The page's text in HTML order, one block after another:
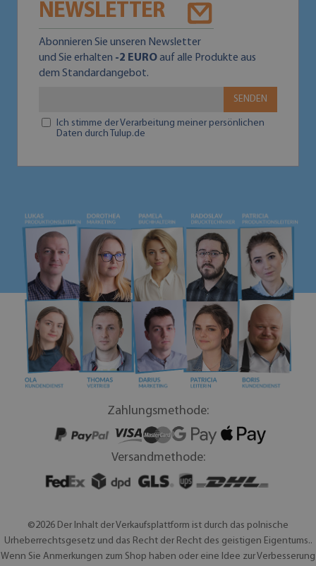
NEWSLETTER
Abonnieren Sie unseren Newsletter
und Sie erhalten -2 EUROauf alle Produkte aus
dem Standardangebot.
SENDEN
Ich stimme der Verarbeitung meiner persönlichen
Daten durch Tulup.de
Zahlungsmethode:
Versandmethode:
©2026 Der Inhalt der Verkaufsplattform ist durch das polnische
Urheberrechtsgesetz und das Recht der Recht des geistigen Eigentums..
Wenn Sie Anmerkungen zum Shop haben oder eine Idee zur Verbesserung